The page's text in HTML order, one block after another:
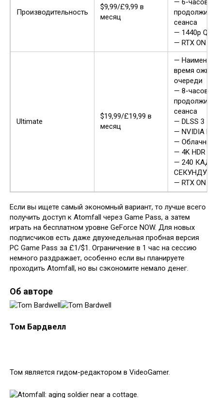
Производительность
$9,99/£9,99 в
месяц
— 6-часовая
сеанса
— 1440p QHD
— RTX ON
Ultimate
$19,99/£19,99 в
месяц
—
время
очереди
— 8-часовая
сеанса
— DLSS 3
— NVIDIA
— Облачный
— 4K HDR
— 240
СЕКУНДУ
— RTX ON
Если вы ищете самый экономный вариант, то лучше всего
получить доступ к Atomfall через Game Pass, а затем
играть на бесплатном уровне GeForce NOW. Для новых
подписчиков есть даже двухнедельная пробная версия
PC Game Pass за £1/$1. Ограничение в 1 час на сессию
немного раздражает, особенно если вы планируете
проходить Atomfall, но вы сэкономите немало денег.
Об авторе
Том Бардвелл
Том является гидом-редактором в VideoGamer.